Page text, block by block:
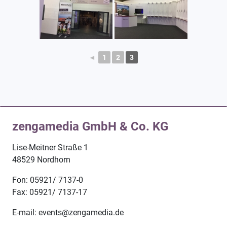
◄ 1 2 3
zengamedia GmbH & Co. KG
Lise-Meitner Straße 1
48529 Nordhorn
Fon: 05921/ 7137-0
Fax: 05921/ 7137-17
E-mail: events@zengamedia.de